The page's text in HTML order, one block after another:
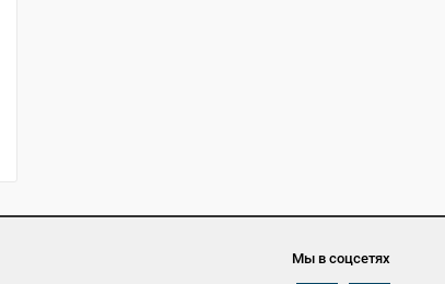
Мы в соцсетях